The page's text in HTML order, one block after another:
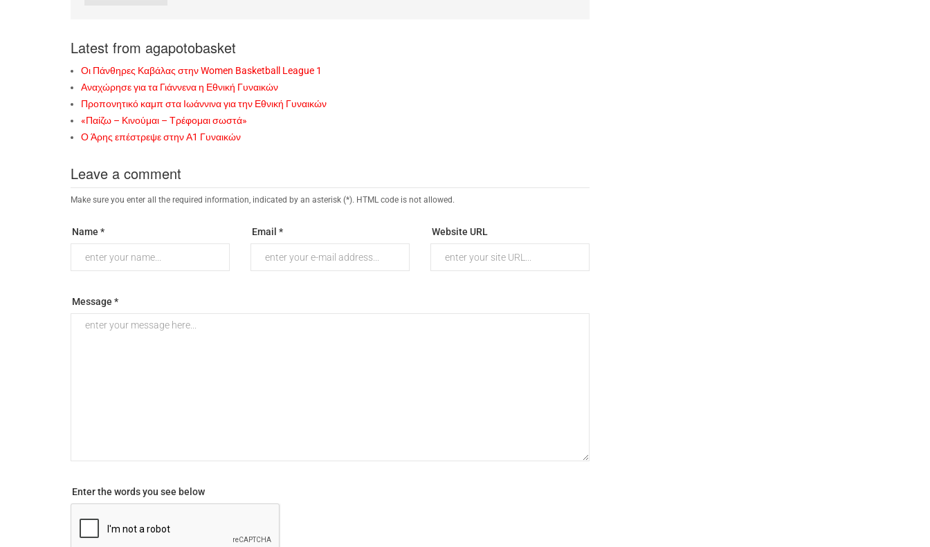
Latest from agapotobasket
Οι Πάνθηρες Καβάλας στην Women Basketball League 1
Αναχώρησε για τα Γιάννενα η Εθνική Γυναικών
Προπονητικό καμπ στα Ιωάννινα για την Εθνική Γυναικών
«Παίζω – Κινούμαι – Τρέφομαι σωστά»
Ο Άρης επέστρεψε στην Α1 Γυναικών
Leave a comment
Make sure you enter all the required information, indicated by an asterisk (*). HTML code is not allowed.
Name * Email * Website URL
Message *
Enter the words you see below